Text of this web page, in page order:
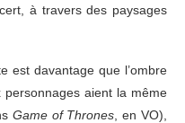
à travers des paysages
est davantage que l’ombre
aient la même
Game of Thrones , en VO),